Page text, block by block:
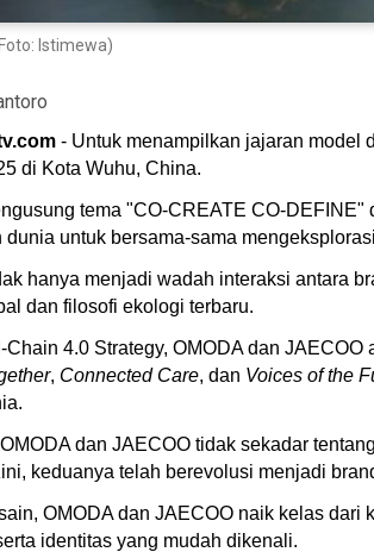
Istimewa)
- Untuk menampilkan jajaran model
di Kota Wuhu, China.
tema "CO-CREATE CO-
dunia untuk bersama-sama
hanya menjadi wadah interaksi antara
dan filosofi ekologi terbaru.
Chain 4.0 Strategy, OMODA dan
, Connected Care, dan Voices of the
dan JAECOO tidak sekadar
keduanya telah berevolusi menjadi
OMODA dan JAECOO naik kelas
identitas yang mudah dikenali.